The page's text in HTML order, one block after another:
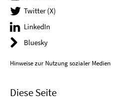
Twitter (X)
LinkedIn
Bluesky
Hinweise zur Nutzung sozialer Medien
Diese Seite